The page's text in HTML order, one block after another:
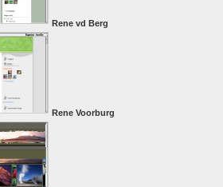
Rene vd Berg
Rene Voorburg